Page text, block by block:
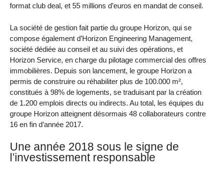
format club deal, et 55 millions d’euros en mandat de conseil.
La société de gestion fait partie du groupe Horizon, qui se
compose également d’Horizon Engineering Management,
société dédiée au conseil et au suivi des opérations, et
Horizon Service, en charge du pilotage commercial des offres
immobilières. Depuis son lancement, le groupe Horizon a
permis de construire ou réhabiliter plus de 100.000 m²,
constitués à 98% de logements, se traduisant par la création
de 1.200 emplois directs ou indirects. Au total, les équipes du
groupe Horizon atteignent désormais 48 collaborateurs contre
16 en fin d’année 2017.
Une année 2018 sous le signe de
l’investissement responsable